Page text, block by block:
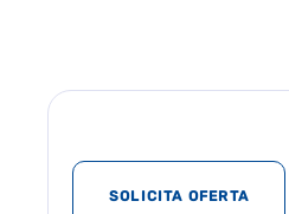
SOLICITA OFERTA